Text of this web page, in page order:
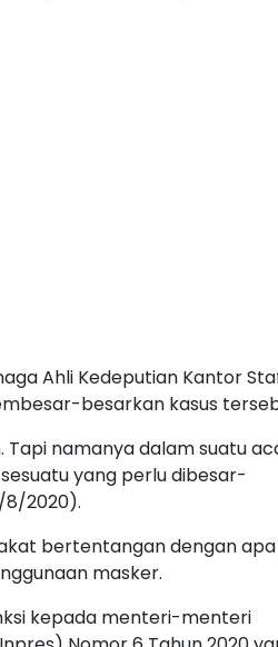
Ahli Kedeputian Kantor
besarkan kasus
Tapi namanya dalam suatu
yang perlu dibesar-
8/2020).
bertentangan dengan
masker.
kepada menteri-menteri